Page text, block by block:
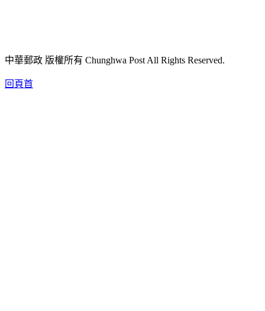
中華郵政 版權所有 Chunghwa Post All Rights Reserved.
回頁首